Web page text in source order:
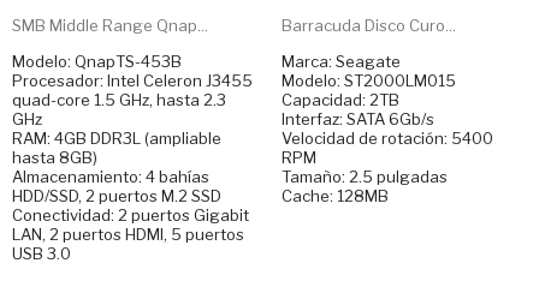
SMB Middle Range Qnap...
Modelo: QnapTS-453B
Procesador: Intel Celeron J3455
quad-core 1.5 GHz, hasta 2.3
GHz
RAM: 4GB DDR3L (ampliable
hasta 8GB)
Almacenamiento: 4 bahías
HDD/SSD, 2 puertos M.2 SSD
Conectividad: 2 puertos Gigabit
LAN, 2 puertos HDMI, 5 puertos
USB 3.0
Barracuda Disco Curo...
Marca: Seagate
Modelo: ST2000LM015
Capacidad: 2TB
Interfaz: SATA 6Gb/s
Velocidad de rotación: 5400
RPM
Tamaño: 2.5 pulgadas
Cache: 128MB